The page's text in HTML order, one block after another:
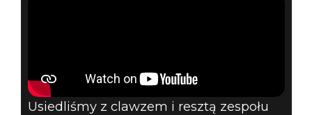
Usiedliśmy z clawzem i resztą zespołu